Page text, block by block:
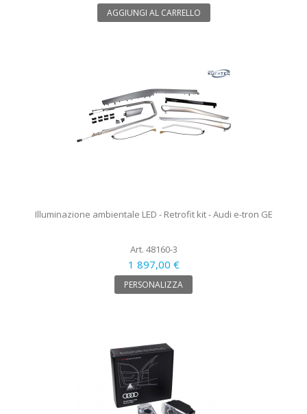
AGGIUNGI AL CARRELLO
Illuminazione ambientale LED - Retrofit kit - Audi e-tron GE
Art. 48160-3
1 897,00 €
PERSONALIZZA